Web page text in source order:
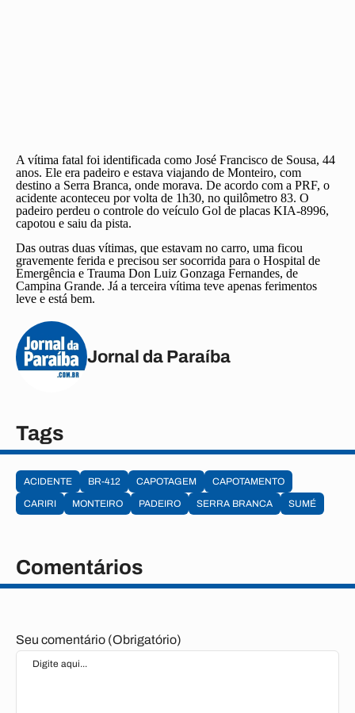
A vítima fatal foi identificada como José Francisco de Sousa, 44
anos. Ele era padeiro e estava viajando de Monteiro, com
destino a Serra Branca, onde morava. De acordo com a PRF, o
acidente aconteceu por volta de 1h30, no quilômetro 83. O
padeiro perdeu o controle do veículo Gol de placas KIA-8996,
capotou e saiu da pista.
Das outras duas vítimas, que estavam no carro, uma ficou
gravemente ferida e precisou ser socorrida para o Hospital de
Emergência e Trauma Don Luiz Gonzaga Fernandes, de
Campina Grande. Já a terceira vítima teve apenas ferimentos
leve e está bem.
Jornal da Paraíba
Tags
ACIDENTE BR-412 CAPOTAGEM
CAPOTAMENTO
CARIRI
MONTEIRO PADEIRO SERRA BRANCA SUMÉ
Comentários
Seu comentário (Obrigatório)